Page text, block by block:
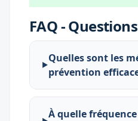
FAQ -
Quelles sont les
prévention
À quelle